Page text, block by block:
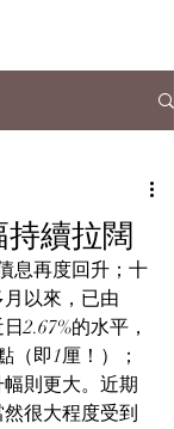
續拉闊
息再度回升；十
以來，已由
2.67%的水平，
（即1厘！）；
則更大。近期
很大程度受到